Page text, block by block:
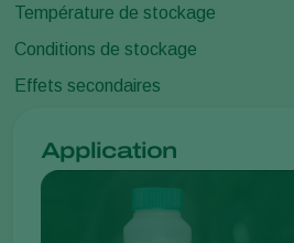
Température de stockage
Conditions de stockage
Effets secondaires
Application